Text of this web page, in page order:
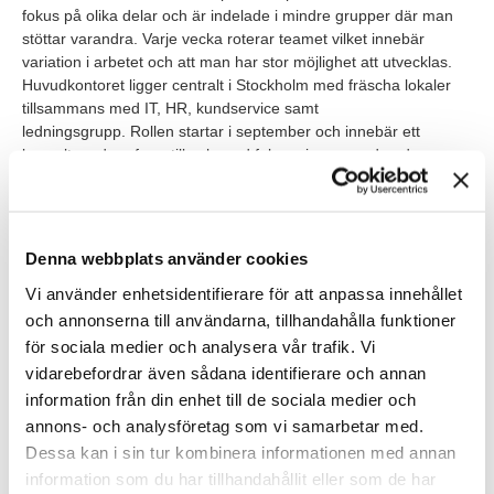
Denna webbplats använder cookies
Vi använder enhetsidentifierare för att anpassa innehållet
och annonserna till användarna, tillhandahålla funktioner
för sociala medier och analysera vår trafik. Vi
vidarebefordrar även sådana identifierare och annan
information från din enhet till de sociala medier och
annons- och analysföretag som vi samarbetar med.
Dessa kan i sin tur kombinera informationen med annan
information som du har tillhandahållit eller som de har
fokus på olika delar och är indelade i mindre grupper där man
stöttar varandra. Varje vecka roterar teamet vilket innebär
variation i arbetet och att man har stor möjlighet att utvecklas.
Huvudkontoret ligger centralt i Stockholm med fräscha lokaler
tillsammans med IT, HR, kundservice samt
ledningsgrupp. Rollen startar i september och innebär ett
konsultuppdrag fram till och med februari men med goda
möjligheter för förlängning och eventuell överrekrytering till
och ha en dedikerad Konsultchef vid din sida, som säkerställer
din trivsel och utveckling under uppdragets gång.
Våra förväntningar
Som person söker vi dig med en relevant utbildning inom
ekonomi eller så har du en erfarenhet med dig där du har
arbetat inom olika områden såsom ekonomi, kundservice eller
administration. Du tycker om att lära dig nya system och har en
förståelse kring systemens betydelse samtidigt som du har en